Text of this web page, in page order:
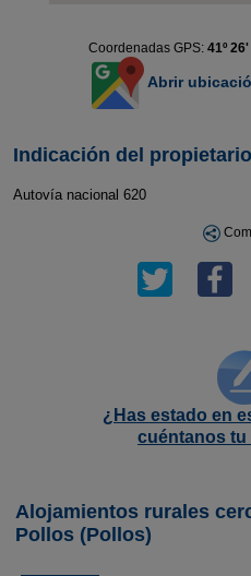
Coordenadas GPS: 41º
Abrir
Indicación del propietario
Autovía nacional 620
¿Has estado en
cuéntanos tu
Alojamientos rurales
Pollos (Pollos)